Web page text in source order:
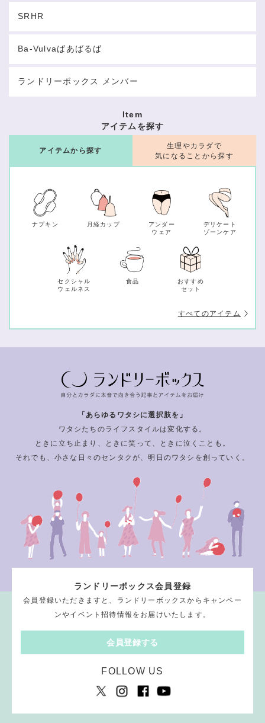
SRHR
Ba-Vulvaばあばるば
ランドリーボックス メンバー
Item
アイテムを探す
アイテムから探す
ナプキン 月経カップ
アンダー
ウェア
デリケート
ゾーンケア
セクシャル
ウェルネス
食品
おすすめ
セット
すべてのアイテム
生理やカラダで
気になることから探す
「あらゆるワタシに選択肢を」
ワタシたちのライフスタイルは変化する。
ときに立ち止まり、ときに笑って、ときに泣くことも。
それでも、小さな日々のセンタクが、明日のワタシを創っていく。
ランドリーボックス会員登録
会員登録いただきますと、ランドリーボックスからキャンペー
ンやイベント招待情報をお届けいたします。
会員登録する
FOLLOW US